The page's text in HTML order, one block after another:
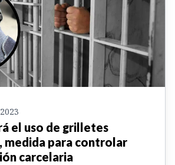
el uso de grilletes
medida para controlar
carcelaria